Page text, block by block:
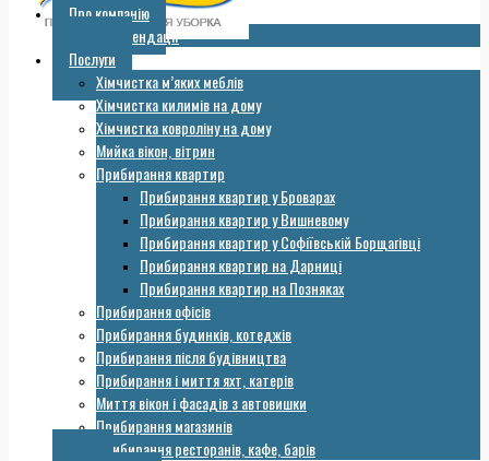
Про компанію
Рекомендації
Послуги
Хімчистка м’яких меблів
Хімчистка килимів на дому
Хімчистка ковроліну на дому
Мийка вікон, вітрин
Прибирання квартир
Прибирання квартир у Броварах
Прибирання квартир у Вишневому
Прибирання квартир у Софіївській Борщагівці
Прибирання квартир на Дарниці
Прибирання квартир на Позняках
Прибирання офісів
Прибирання будинків, котеджів
Прибирання після будівництва
Прибирання і миття яхт, катерів
Миття вікон і фасадів з автовишки
Прибирання магазинів
Прибирання ресторанів, кафе, барів